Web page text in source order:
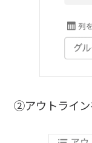
②アウトライン